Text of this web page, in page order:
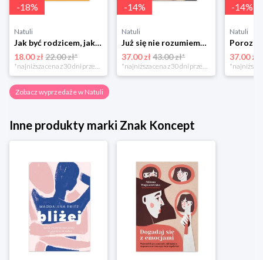
-18%
Natuli
Jak być rodzicem, jakim zawsze chciałeś być Media rodzina
18.00 zł22.00 zł*
*najniższa cena z 30 dni przed obniżką
-14%
Natuli
Już się nie rozumiemy! Jak przeżyć czas trzaskających drzwi Esprit
37.00 zł 43.00 zł*
*najniższa cena z 30 dni przed obniżką
-14%
Natuli
37.00 zł
Zobacz wyprzedaże w Natuli
Inne produkty marki Znak Koncept